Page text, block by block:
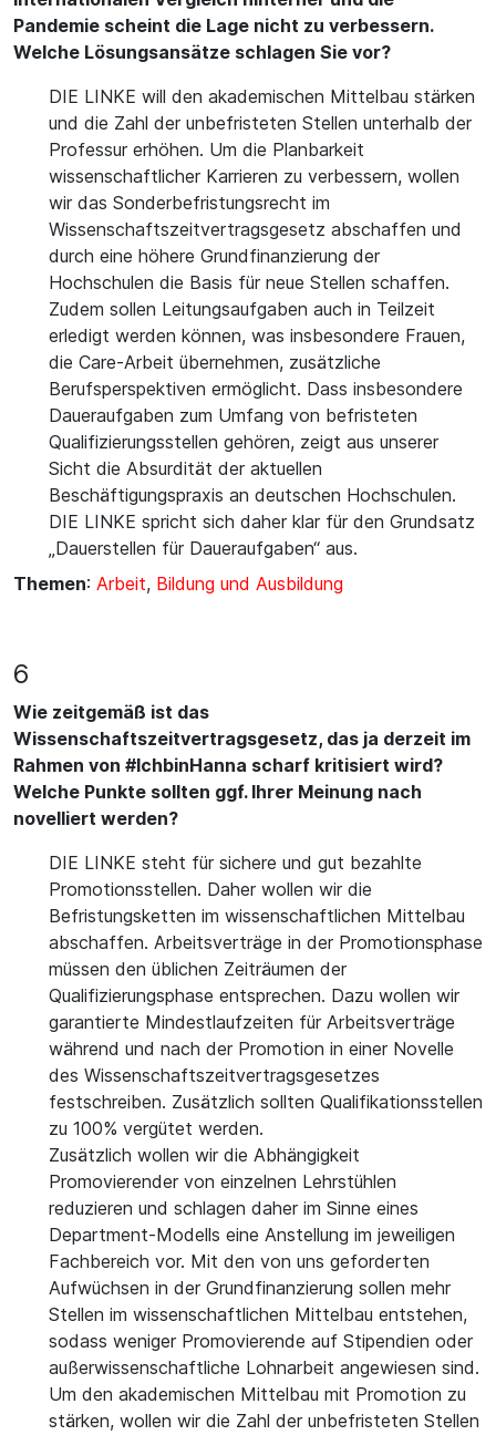
Pandemie scheint die Lage nicht zu verbessern.
Welche Lösungsansätze schlagen Sie vor?
DIE LINKE will den akademischen Mittelbau stärken
und die Zahl der unbefristeten Stellen unterhalb der
Professur erhöhen. Um die Planbarkeit
wissenschaftlicher Karrieren zu verbessern, wollen
wir das Sonderbefristungsrecht im
Wissenschaftszeitvertragsgesetz abschaffen und
durch eine höhere Grundfinanzierung der
Hochschulen die Basis für neue Stellen schaffen.
Zudem sollen Leitungsaufgaben auch in Teilzeit
erledigt werden können, was insbesondere Frauen,
die Care-Arbeit übernehmen, zusätzliche
Berufsperspektiven ermöglicht. Dass insbesondere
Daueraufgaben zum Umfang von befristeten
Qualifizierungsstellen gehören, zeigt aus unserer
Sicht die Absurdität der aktuellen
Beschäftigungspraxis an deutschen Hochschulen.
DIE LINKE spricht sich daher klar für den Grundsatz
„Dauerstellen für Daueraufgaben“ aus.
Themen: Arbeit, Bildung und Ausbildung
6
Wie zeitgemäß ist das
Wissenschaftszeitvertragsgesetz, das ja derzeit im
Rahmen von #IchbinHanna scharf kritisiert wird?
Welche Punkte sollten ggf. Ihrer Meinung nach
novelliert werden?
DIE LINKE steht für sichere und gut bezahlte
Promotionsstellen. Daher wollen wir die
Befristungsketten im wissenschaftlichen Mittelbau
abschaffen. Arbeitsverträge in der Promotionsphase
müssen den üblichen Zeiträumen der
Qualifizierungsphase entsprechen. Dazu wollen wir
garantierte Mindestlaufzeiten für Arbeitsverträge
während und nach der Promotion in einer Novelle
des Wissenschaftszeitvertragsgesetzes
festschreiben. Zusätzlich sollten Qualifikationsstellen
zu 100% vergütet werden.
Zusätzlich wollen wir die Abhängigkeit
Promovierender von einzelnen Lehrstühlen
reduzieren und schlagen daher im Sinne eines
Department-Modells eine Anstellung im jeweiligen
Fachbereich vor. Mit den von uns geforderten
Aufwüchsen in der Grundfinanzierung sollen mehr
Stellen im wissenschaftlichen Mittelbau entstehen,
sodass weniger Promovierende auf Stipendien oder
außerwissenschaftliche Lohnarbeit angewiesen sind.
Um den akademischen Mittelbau mit Promotion zu
stärken, wollen wir die Zahl der unbefristeten Stellen